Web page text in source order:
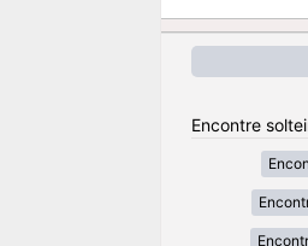
Encontre